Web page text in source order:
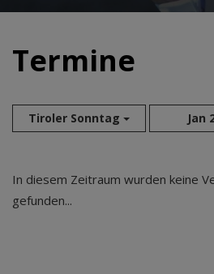
Termine
Tiroler Sonntag Jan
Aug
In diesem Zeitraum wurden keine
gefunden...